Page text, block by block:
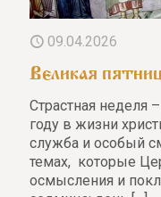
09.04.2026
Великая
Страстная
году в жизни
служба и особый
темах, которые
осмысления и